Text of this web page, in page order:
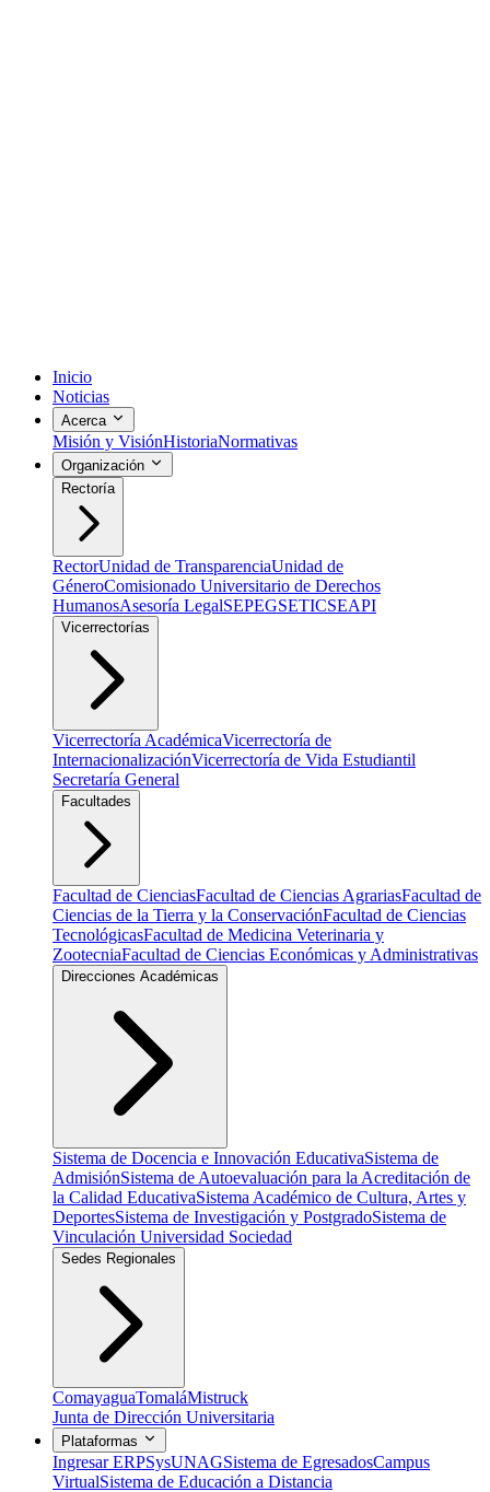
Inicio
Noticias
Acerca
Misión y VisiónHistoriaNormativas
Organización
Rectoría
RectorUnidad de TransparenciaUnidad de
GéneroComisionado Universitario de Derechos
HumanosAsesoría LegalSEPEGSETICSEAPI
Vicerrectorías
Vicerrectoría AcadémicaVicerrectoría de
InternacionalizaciónVicerrectoría de Vida Estudiantil
Secretaría General
Facultades
Facultad de CienciasFacultad de Ciencias AgrariasFacultad de
Ciencias de la Tierra y la ConservaciónFacultad de Ciencias
TecnológicasFacultad de Medicina Veterinaria y
ZootecniaFacultad de Ciencias Económicas y Administrativas
Direcciones Académicas
Sistema de Docencia e Innovación EducativaSistema de
AdmisiónSistema de Autoevaluación para la Acreditación de
la Calidad EducativaSistema Académico de Cultura, Artes y
DeportesSistema de Investigación y PostgradoSistema de
Vinculación Universidad Sociedad
Sedes Regionales
ComayaguaTomaláMistruck
Junta de Dirección Universitaria
Plataformas
Ingresar ERPSysUNAGSistema de EgresadosCampus
VirtualSistema de Educación a Distancia